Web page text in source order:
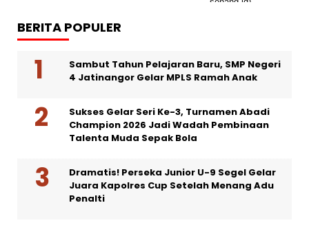
BERITA POPULER
Sambut Tahun Pelajaran Baru, SMP Negeri
4 Jatinangor Gelar MPLS Ramah Anak
Sukses Gelar Seri Ke-3, Turnamen Abadi
Champion 2026 Jadi Wadah Pembinaan
Talenta Muda Sepak Bola
Dramatis! Perseka Junior U-9 Segel Gelar
Juara Kapolres Cup Setelah Menang Adu
Penalti